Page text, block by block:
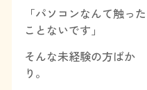
「パソコンなんて触った
ことないです」
そんな未経験の方ばか
り。